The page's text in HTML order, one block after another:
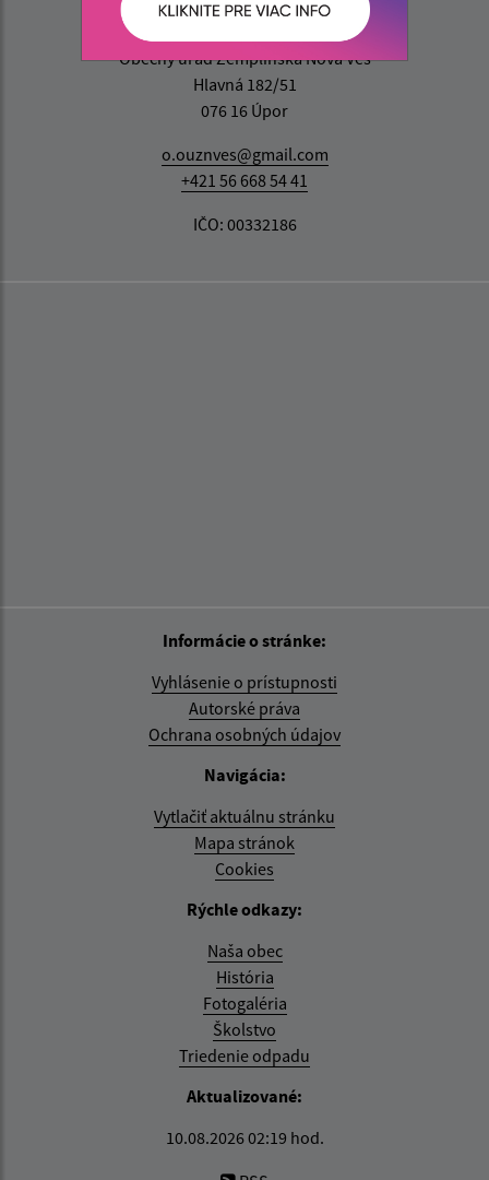
Kontakt:
Obecný úrad Zemplínska Nová Ves
Hlavná 182/51
076 16 Úpor
o.ouznves@gmail.com
+421 56 668 54 41
IČO: 00332186
Informácie o stránke:
Vyhlásenie o prístupnosti
Autorské práva
Ochrana osobných údajov
Navigácia:
Vytlačiť aktuálnu stránku
Mapa stránok
Cookies
Rýchle odkazy:
Naša obec
História
Fotogaléria
Školstvo
Triedenie odpadu
Aktualizované:
10.08.2026 02:19 hod.